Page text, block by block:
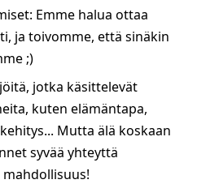
Emme halua ottaa
ja toivomme, että sinäkin
;)
jotka käsittelevät
kuten elämäntapa,
Mutta älä koskaan
syvää yhteyttä